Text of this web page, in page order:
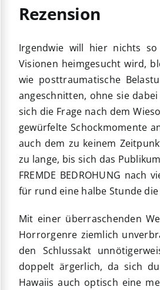
Rezension
Irgendwie will hier nichts so
Visionen heimgesucht wird,
wie posttraumatische
angeschnitten, ohne sie
sich die Frage nach dem
gewürfelte Schockmomente
auch dem zu keinem
zu lange, bis sich das
FREMDE BEDROHUNG
für rund eine halbe Stunde
Mit einer überraschenden
Horrorgenre ziemlich
den Schlussakt
doppelt ärgerlich, da sich
Hawaiis auch optisch eine